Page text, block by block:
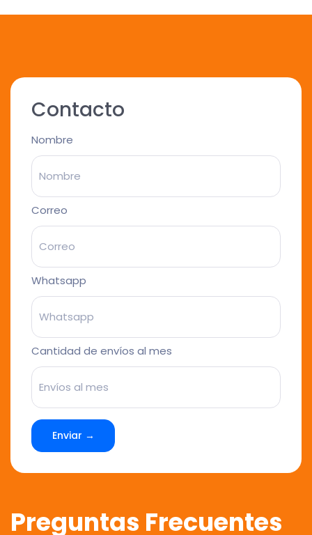
Contacto
Nombre
Correo
Whatsapp
Cantidad de envíos al mes
Enviar →
Preguntas Frecuentes